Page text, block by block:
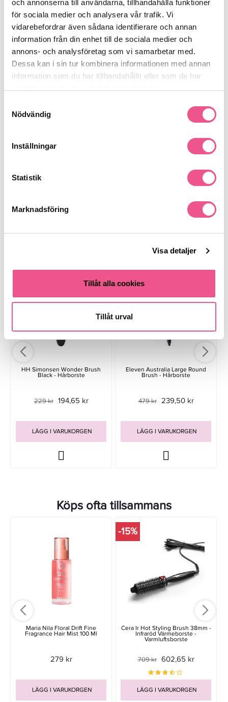
och annonserna till användarna, tillhandahålla funktioner
för sociala medier och analysera vår trafik. Vi
vidarebefordrar även sådana identifierare och annan
information från din enhet till de sociala medier och
annons- och analysföretag som vi samarbetar med.
Dessa kan i sin tur kombinera informationen med annan
information som du har tillhandahållit eller som de har
Nödvändig
Inställningar
Statistik
Marknadsföring
Visa detaljer
Tillåt alla cookies
Tillåt urval
Modell: Detangling Brush Narrow
Användning: Vått och torrt hår
Bravehead Detangling Brush Narrow är ett perfekt verktyg för
både salonger och hemmabruk som vill reda ut håret snabbt
och skonsamt.
Se mer
Produktdetaljer
Recensioner
Finns i:
Liknande produkter
-15%
HH Simonsen Wonder Brush
Black - Hårborste
229 kr 194,65 kr
LÄGG I VARUKORGEN
-50%
Eleven Australia Large Round
Brush - Hårborste
479 kr 239,50 kr
LÄGG I VARUKORGEN
Köps ofta tillsammans
Maria Nila Floral Drift Fine
Fragrance Hair Mist 100 Ml
279 kr
LÄGG I VARUKORGEN
-15%
Cera Ir Hot Styling Brush 38mm -
Infraröd Värmeborste -
Varmluftsborste
709 kr 602,65 kr
LÄGG I VARUKORGEN